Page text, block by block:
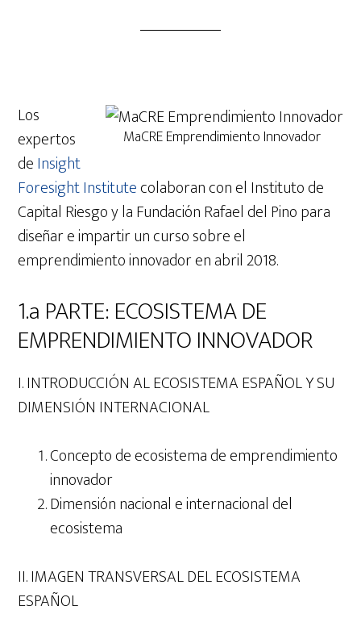
MaCRE Emprendimiento Innovador
Los
expertos
deInsight
Foresight Institutecolaboran con el Instituto de
Capital Riesgo y la Fundación Rafael del Pino para
diseñar e impartir un curso sobre el
emprendimiento innovador en abril 2018.
1.a PARTE: ECOSISTEMA DE
EMPRENDIMIENTO INNOVADOR
I. INTRODUCCIÓN AL ECOSISTEMA ESPAÑOL Y SU
DIMENSIÓN INTERNACIONAL
Concepto de ecosistema de emprendimiento
innovador
Dimensión nacional e internacional del
ecosistema
II. IMAGEN TRANSVERSAL DEL ECOSISTEMA
ESPAÑOL